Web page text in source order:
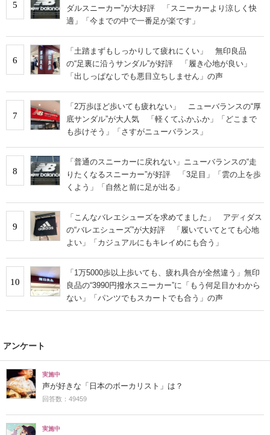
5
ダルスニーカー”が大好評 「スニーカーより涼しく快
適」「今までの中で一番足が楽です」
6
「土踏まずもしっかりして疲れにくい」 無印良品
の“足裏に沿うサンダル”が好評 「履き心地が良い」
「出しっぱなしでも悪目立ちしません」の声
7
「2万歩ほど歩いても疲れない」 ニューバランスの“厚
底サンダル”が大人気 「軽くてふかふか」「どこまで
も歩けそう」「さすがニューバランス」
8
「普通のスニーカーに戻れない」ニューバランスの“走
りたくなるスニーカー”が好評 「3足目」「雲の上を歩
くよう」「自然と前に足が出る」
9
「こんなバレエシューズを求めてました」 アディダス
の“バレエシューズ”が大好評 「履いていてとても心地
よい」「カジュアルにもキレイめにも合う」
10
「1万5000歩以上歩いても、疲れ具合が全然違う」無印
良品の“3990円撥水スニーカー”に「もう何足目かわから
ない」「パンツでもスカートでも合う」の声
アンケート
実施中
声が好きな「日本のボーカリスト」は？
回答数：49459
実施中